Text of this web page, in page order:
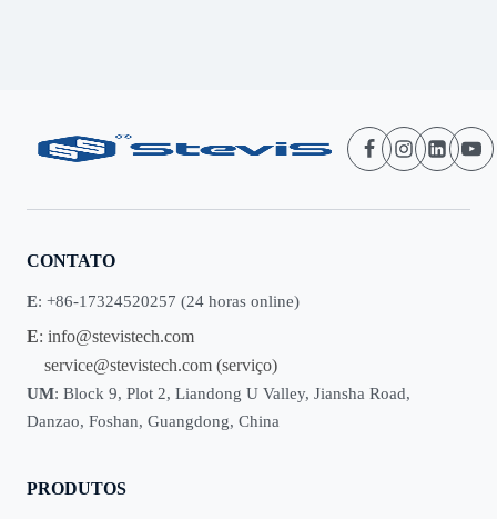
CONTATO
E: +86-17324520257 (24 horas online)
E: info@stevistech.com
service@stevistech.com (serviço)
UM: Block 9, Plot 2, Liandong U Valley, Jiansha Road,
Danzao, Foshan, Guangdong, China
PRODUTOS